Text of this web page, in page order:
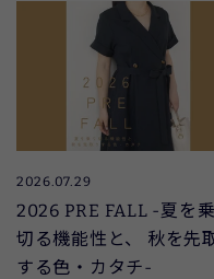
2026.07.29
2026 PRE FALL -夏を
切る機能性と、 秋を先
する色・カタチ-